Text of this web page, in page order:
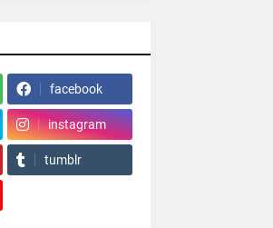
facebook
instagram
tumblr